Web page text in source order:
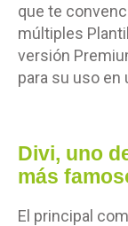
que te
múltiples
versión
para su uso en
Divi, uno
más
El principal